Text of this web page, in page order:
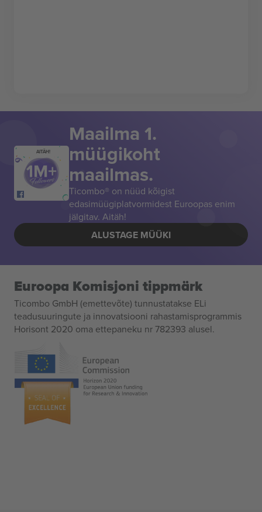
AITÄH!
Maailma 1.
müügikoht
maailmas.
Ticombo® on nüüd kõigist
edasimüügiplatvormidest Euroopas enim
jälgitav. Aitäh!
ALUSTAGE MÜÜKI
Euroopa Komisjoni tippmärk
Ticombo GmbH (emettevõte) tunnustatakse ELi
teadusuuringute ja innovatsiooni rahastamisprogrammis
Horisont 2020 oma ettepaneku nr 782393 alusel.